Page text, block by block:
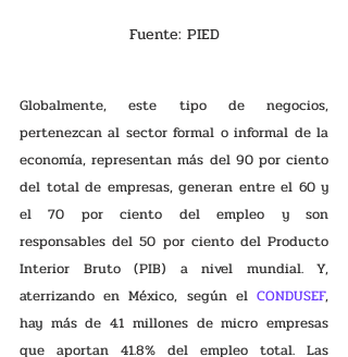
Fuente: PIED
Globalmente, este tipo de negocios,
pertenezcan al sector formal o informal de la
economía, representan más del 90 por ciento
del total de empresas, generan entre el 60 y
el 70 por ciento del empleo y son
responsables del 50 por ciento del Producto
Interior Bruto (PIB) a nivel mundial. Y,
aterrizando en México, según el CONDUSEF,
hay más de 4.1 millones de micro empresas
que aportan 41.8% del empleo total. Las